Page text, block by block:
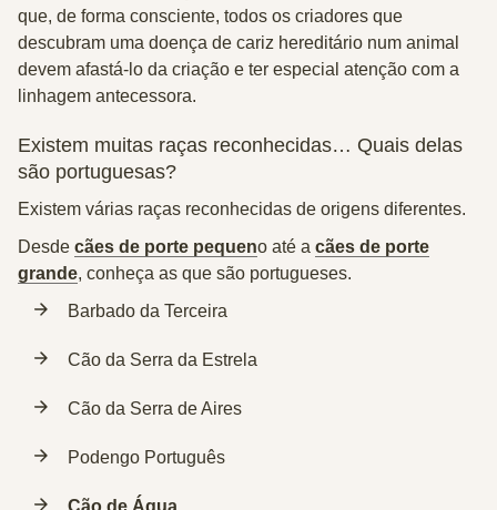
que, de forma consciente, todos os criadores que
descubram uma doença de cariz hereditário num animal
devem afastá-lo da criação e ter especial atenção com a
linhagem antecessora.
Existem muitas raças reconhecidas… Quais delas
são portuguesas?
Existem várias raças reconhecidas de origens diferentes.
Desde cães de porte pequeno até a cães de porte
grande, conheça as que são portugueses.
Barbado da Terceira
Cão da Serra da Estrela
Cão da Serra de Aires
Podengo Português
Cão de Água